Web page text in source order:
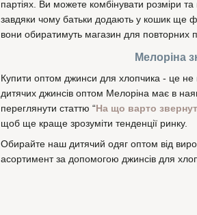
партіях. Ви можете комбінувати розміри
завдяки чому батьки додають у кошик ще
вони обиратимуть магазин для повторних
Мелоріна
Купити оптом джинси для хлопчика - це не
дитячих джинсів оптом Мелоріна має в
переглянути статтю “На що варто
щоб ще краще зрозуміти тенденції ринку.
Обирайте наш дитячий одяг оптом від
асортимент за допомогою джинсів для